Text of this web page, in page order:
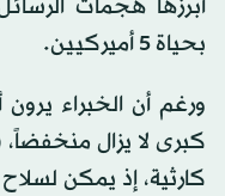
بحياة 5 أميركيين.
ورغم أن الخبراء
كبرى لا يزال
كارثية، إذ يمكن